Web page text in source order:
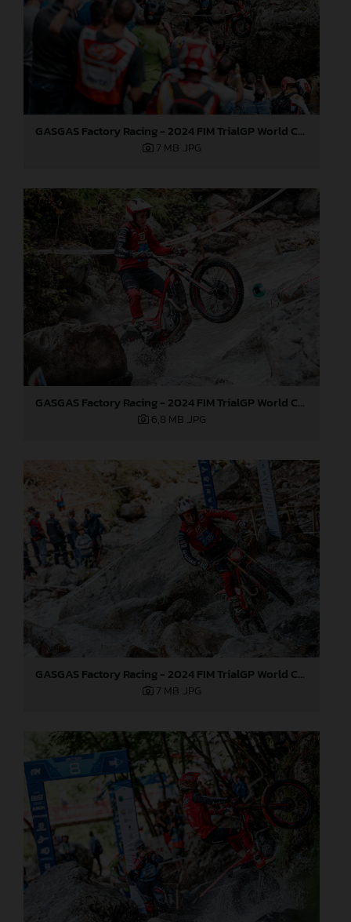
GASGAS Factory Racing - 2024 FIM TrialGP World Championship - Round 3, Italy
7 MB .JPG
GASGAS Factory Racing - 2024 FIM TrialGP World Championship - Round 3, Italy
6,8 MB .JPG
GASGAS Factory Racing - 2024 FIM TrialGP World Championship - Round 3, Italy
7 MB .JPG